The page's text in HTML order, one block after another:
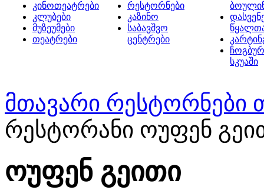
კინოთეატრები
კლუბები
მუზეუმები
თეატრები
რესტორნები
კაზინო
საბავშვო
ცენტრები
სკუაში
მთავარი რესტორნები
რესტორანი ოუფენ
ოუფენ გეითი